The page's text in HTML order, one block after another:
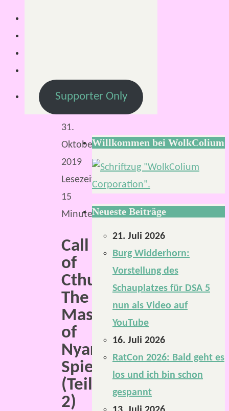
Oktober
31.
Oktober
2019
Lesezeit:
15
Minuten
Call
of
Cthulhu:
The
Masks
of
Nyarlathotep.
Spielbericht
(Teil
2)
Supporter Only
Willkommen bei WolkColium
Neueste Beiträge
21. Juli 2026
Burg Widderhorn:
Vorstellung des
Schauplatzes für DSA 5
nun als Video auf
YouTube
16. Juli 2026
RatCon 2026: Bald geht es
los und ich bin schon
gespannt